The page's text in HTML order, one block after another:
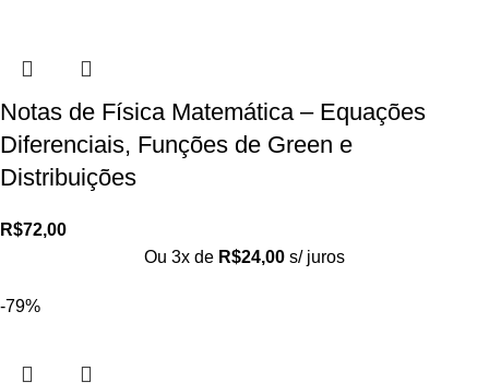
Notas de Física Matemática – Equações
Diferenciais, Funções de Green e
Distribuições
R$72,00
Ou 3x de R$24,00 s/ juros
-79%